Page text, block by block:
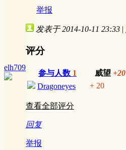
举报
elh709
发表于 2014-10-11 23:33 |
评分
参与人数 1 威望 +20
Dragoneyes
+ 20
查看全部评分
回复
举报